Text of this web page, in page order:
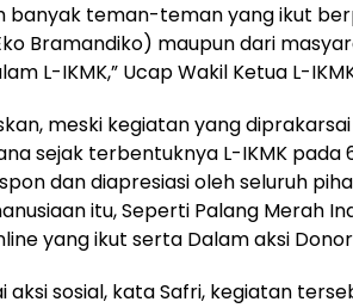
banyak teman-teman yang ikut
Bramandiko) maupun dari
L-IKMK,” Ucap Wakil Ketua L-
meski kegiatan yang
sejak terbentuknya L-IKMK pada
dan diapresiasi oleh seluruh
itu, Seperti Palang Merah
yang ikut serta Dalam aksi
aksi sosial, kata Safri, kegiatan